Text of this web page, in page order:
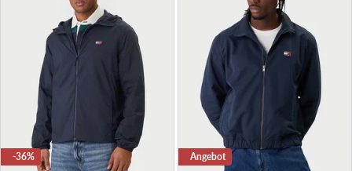
-36% Angebot